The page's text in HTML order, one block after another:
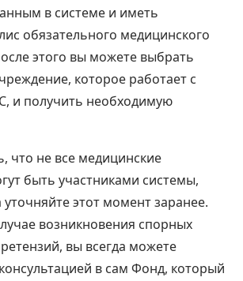
в системе и иметь
обязательного медицинского
этого вы можете выбрать
которое работает с
и получить необходимую
что не все медицинские
быть участниками системы,
уточняйте этот момент заранее.
возникновения спорных
вы всегда можете
в сам Фонд, который